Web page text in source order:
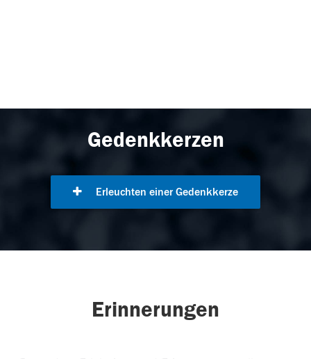
Gedenkkerzen
Erleuchten einer Gedenkkerze
Erinnerungen